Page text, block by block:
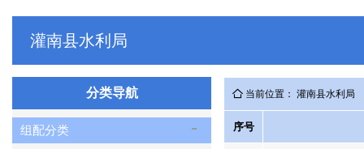
灌南县水利局
分类导航
组配分类
当前位置： 灌南县水利局
序号